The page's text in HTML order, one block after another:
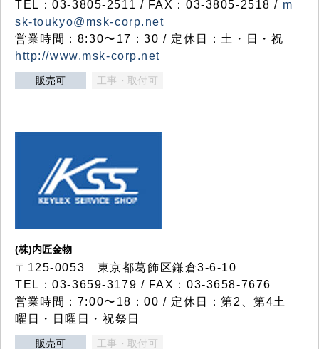
TEL：03-3805-2511 / FAX：03-3805-2518 / m
sk-toukyo@msk-corp.net
営業時間：8:30〜17：30 / 定休日：土・日・祝
http://www.msk-corp.net
販売可 工事・取付可
(株)内匠金物
〒125-0053 東京都葛飾区鎌倉3-6-10
TEL：03-3659-3179 / FAX：03-3658-7676
営業時間：7:00〜18：00 / 定休日：第2、第4土
曜日・日曜日・祝祭日
販売可 工事・取付可